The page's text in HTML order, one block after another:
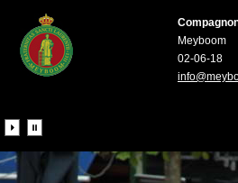
Meyboom
02-06-18